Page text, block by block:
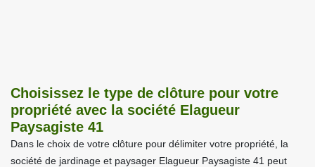
Choisissez le type de clôture pour votre
propriété avec la société Elagueur
Paysagiste 41
Dans le choix de votre clôture pour délimiter votre propriété, la
société de jardinage et paysager Elagueur Paysagiste 41 peut